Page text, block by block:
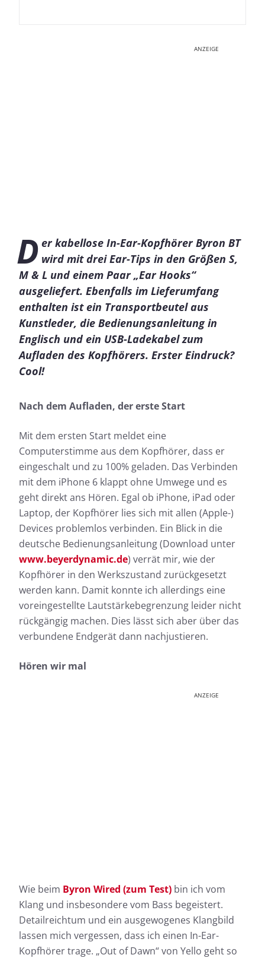
ANZEIGE
D er kabellose In-Ear-Kopfhörer Byron BT
wird mit drei Ear-Tips in den Größen S,
M & L und einem Paar „Ear Hooks“
ausgeliefert. Ebenfalls im Lieferumfang
enthalten ist ein Transportbeutel aus
Kunstleder, die Bedienungsanleitung in
Englisch und ein USB-Ladekabel zum
Aufladen des Kopfhörers. Erster Eindruck?
Cool!
Nach dem Aufladen, der erste Start
Mit dem ersten Start meldet eine
Computerstimme aus dem Kopfhörer, dass er
eingeschalt und zu 100% geladen. Das Verbinden
mit dem iPhone 6 klappt ohne Umwege und es
geht direkt ans Hören. Egal ob iPhone, iPad oder
Laptop, der Kopfhörer lies sich mit allen (Apple-)
Devices problemlos verbinden. Ein Blick in die
deutsche Bedienungsanleitung (Download unter
www.beyerdynamic.de) verrät mir, wie der
Kopfhörer in den Werkszustand zurückgesetzt
werden kann. Damit konnte ich allerdings eine
voreingestellte Lautstärkebegrenzung leider nicht
rückgängig machen. Dies lässt sich aber über das
verbundene Endgerät dann nachjustieren.
Hören wir mal
ANZEIGE
Wie beim Byron Wired (zum Test) bin ich vom
Klang und insbesondere vom Bass begeistert.
Detailreichtum und ein ausgewogenes Klangbild
lassen mich vergessen, dass ich einen In-Ear-
Kopfhörer trage. „Out of Dawn“ von Yello geht so